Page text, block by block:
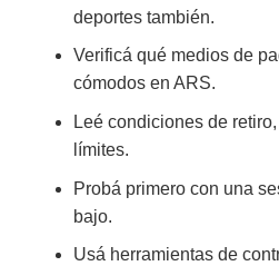
deportes también.
Verificá qué medios de
cómodos en ARS.
Leé condiciones de
límites.
Probá primero con una
bajo.
Usá herramientas de